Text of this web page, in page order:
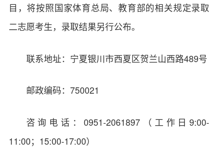
目，将按照国家体育总局、教育部的相关规定录取
二志愿考生，录取结果另行公布。
联系地址：宁夏银川市西夏区贺兰山西路489号
邮政编码：750021
咨询电话：0951-2061897（工作日9:00-
11:00；15:00-17:00）